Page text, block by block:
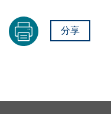
分享